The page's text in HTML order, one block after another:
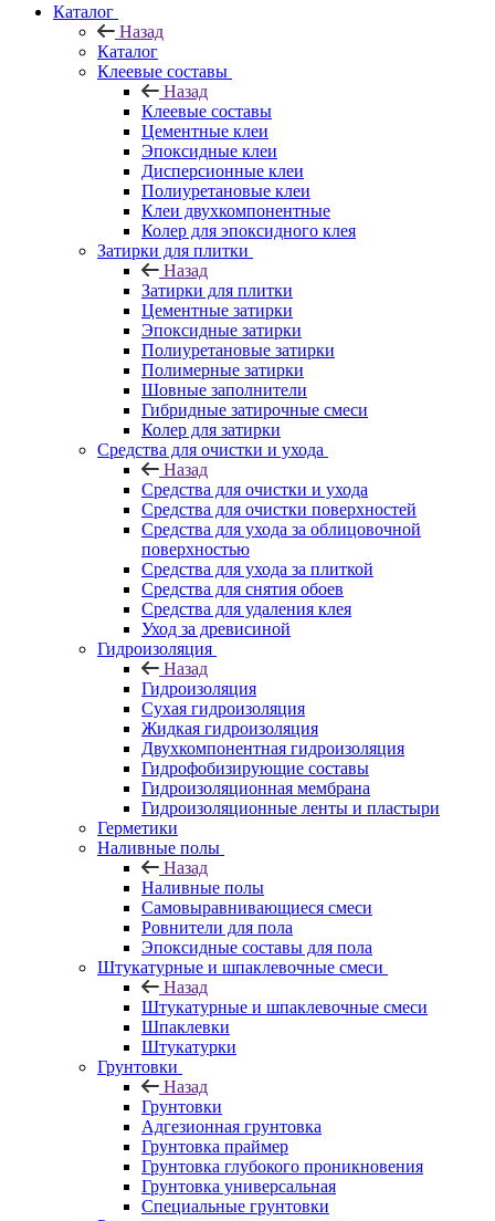
Каталог
Назад
Каталог
Клеевые составы
Назад
Клеевые составы
Цементные клеи
Эпоксидные клеи
Дисперсионные клеи
Полиуретановые клеи
Клеи двухкомпонентные
Колер для эпоксидного клея
Затирки для плитки
Назад
Затирки для плитки
Цементные затирки
Эпоксидные затирки
Полиуретановые затирки
Полимерные затирки
Шовные заполнители
Гибридные затирочные смеси
Колер для затирки
Средства для очистки и ухода
Назад
Средства для очистки и ухода
Средства для очистки поверхностей
Средства для ухода за облицовочной
поверхностью
Средства для ухода за плиткой
Средства для снятия обоев
Средства для удаления клея
Уход за древисиной
Гидроизоляция
Назад
Гидроизоляция
Сухая гидроизоляция
Жидкая гидроизоляция
Двухкомпонентная гидроизоляция
Гидрофобизирующие составы
Гидроизоляционная мембрана
Гидроизоляционные ленты и пластыри
Герметики
Наливные полы
Назад
Наливные полы
Самовыравнивающиеся смеси
Ровнители для пола
Эпоксидные составы для пола
Штукатурные и шпаклевочные смеси
Назад
Штукатурные и шпаклевочные смеси
Шпаклевки
Штукатурки
Грунтовки
Назад
Грунтовки
Адгезионная грунтовка
Грунтовка праймер
Грунтовка глубокого проникновения
Грунтовка универсальная
Специальные грунтовки